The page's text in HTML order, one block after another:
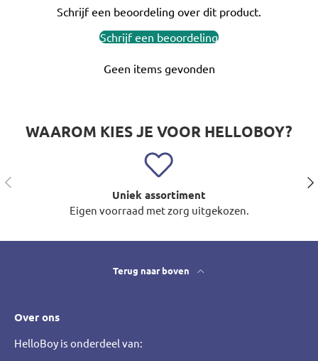
Schrijf een beoordeling over dit product.
Schrijf een beoordeling
Geen items gevonden
WAAROM KIES JE VOOR HELLOBOY?
Vorige
Uniek assortiment
Eigen voorraad met zorg uitgekozen.
Terug naar boven
Over ons
HelloBoy is onderdeel van: